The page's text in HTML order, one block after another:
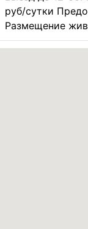
руб/сутки
Размещение